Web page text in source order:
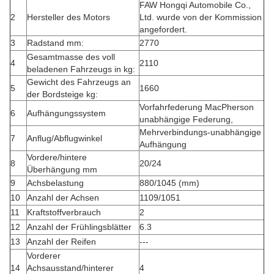
2 Hersteller des Motors
FAW Hongqi Automobile Co.,
Ltd. wurde von der Kommission
angefordert.
3
Radstand mm: 2770
4
Gesamtmasse des voll
beladenen Fahrzeugs in kg:
2110
5
Gewicht des Fahrzeugs an
der Bordsteige kg:
1660
6 Aufhängungssystem
Vorfahrfederung MacPherson
unabhängige Federung,
7
Anflug/Abflugwinkel
Mehrverbindungs-unabhängige
Aufhängung
8
Vordere/hintere
Überhängung mm
20/24
9
Achsbelastung
880/1045 (mm)
10
Anzahl der Achsen
1109/1051
11
Kraftstoffverbrauch
2
12
Anzahl der Frühlingsblätter
6.3
13
Anzahl der Reifen ---
14
Vorderer
Achsausstand/hinterer
4